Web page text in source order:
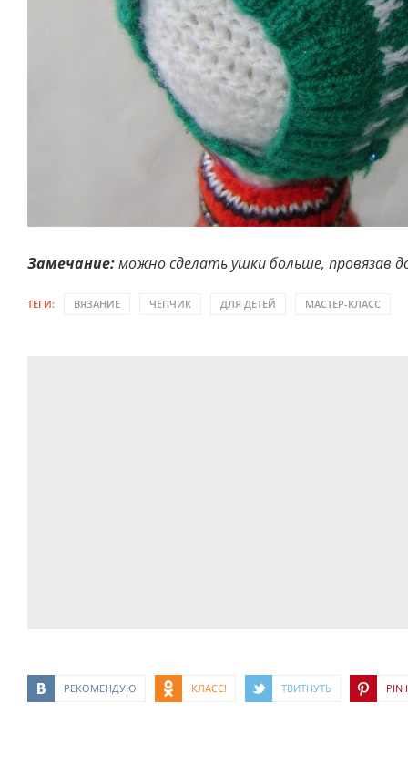
Замечание:можно сделать ушки больше, провязав
ТЕГИ: ВЯЗАНИЕ ЧЕПЧИК ДЛЯ ДЕТЕЙ МАСТЕР-КЛАСС
РЕКОМЕНДУЮ КЛАСС! ТВИТНУТЬ PIN